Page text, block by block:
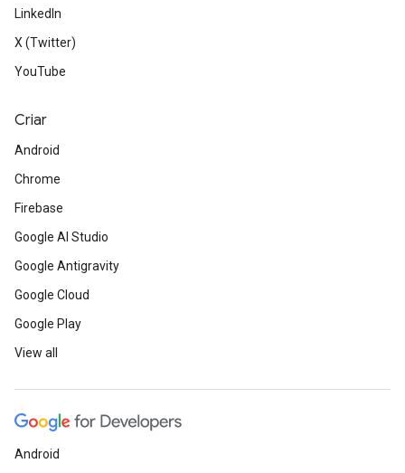
LinkedIn
X (Twitter)
YouTube
Criar
Android
Chrome
Firebase
Google AI Studio
Google Antigravity
Google Cloud
Google Play
View all
Android